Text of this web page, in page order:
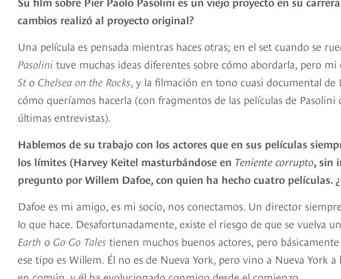
cambios realizó al proyecto original?
Una película es pensada mientras haces otras; en el set cuando se
Pasolini tuve muchas ideas diferentes sobre cómo abordarla, pero
Sto Chelsea on the Rocks, y la filmación en tono cuasi documental de
cómo queríamos hacerla (con fragmentos de las películas de Pasolini
últimas entrevistas).
Hablemos de su trabajo con los actores que en sus películas
los límites (Harvey Keitel masturbándose en Teniente corrupto, sin
pregunto por Willem Dafoe, con quien ha hecho cuatro películas.
Dafoe es mi amigo, es mi socio, nos conectamos. Un director
lo que hace. Desafortunadamente, existe el riesgo de que se vuelva
Earth o Go Go Tales tienen muchos buenos actores, pero
ese tipo es Willem. Él no es de Nueva York, pero vino a Nueva York